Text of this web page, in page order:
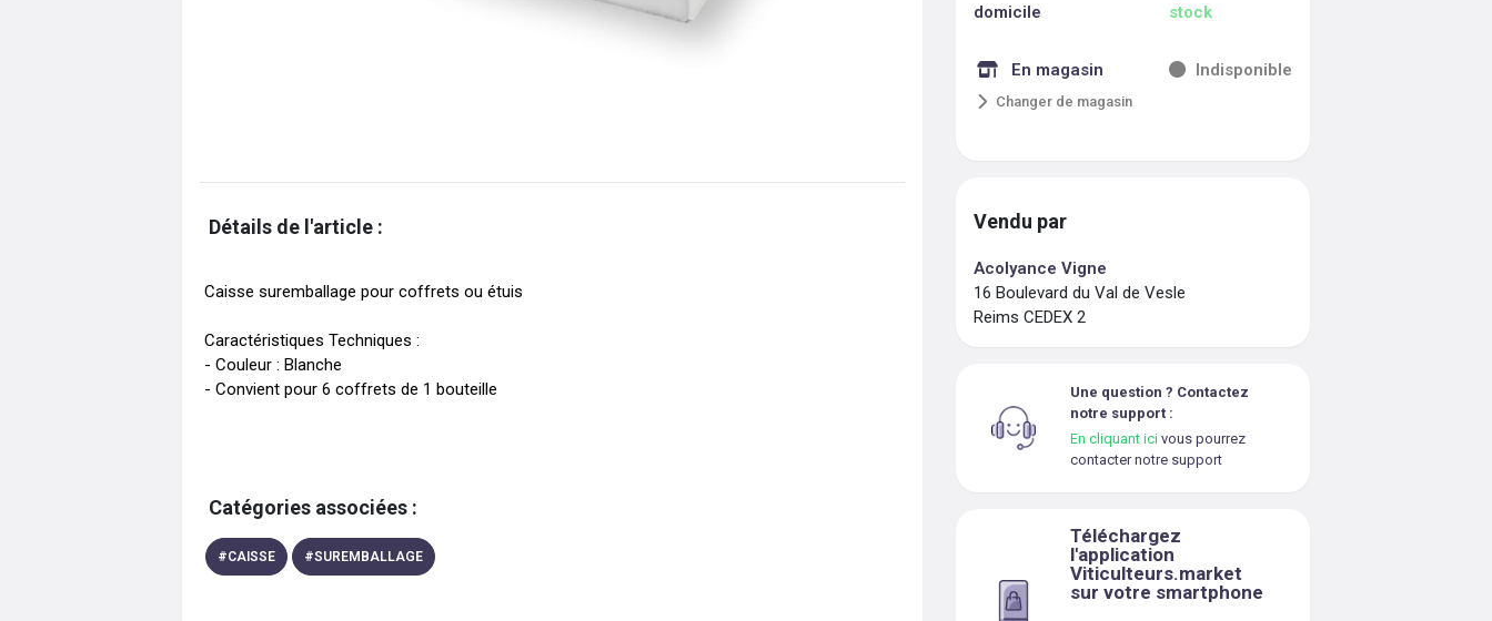
Détails de l'article :
Caisse suremballage pour coffrets ou étuis
Caractéristiques Techniques :
- Couleur : Blanche
- Convient pour 6 coffrets de 1 bouteille
Catégories associées :
#CAISSE #SUREMBALLAGE
domicile
stock
En magasin Indisponible
Changer de magasin
Vendu par
Acolyance Vigne
16 Boulevard du Val de Vesle
Reims CEDEX 2
Une question ? Contactez
notre support :
En cliquant ici vous pourrez
contacter notre support
Téléchargez
l'application
Viticulteurs.market
sur votre smartphone